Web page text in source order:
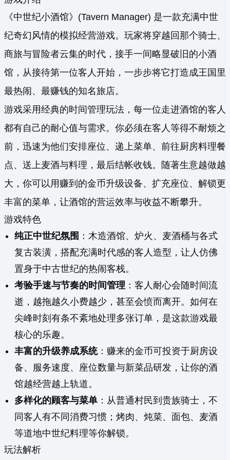
《中世纪小酒馆》(Tavern Manager) 是一款充满中世
纪奇幻风情的模拟经营游戏。玩家将穿越回那个骑士、
商旅与冒险者云集的时代，接手一间略显破旧的小酒
馆，从接待第一位客人开始，一步步将它打造成王国里
最热闹、最赚钱的知名旅店。
游戏采用经典的时间管理玩法，每一位走进酒馆的客人
都有自己的耐心值与需求。你必须在客人等得不耐烦之
前，迅速为他们安排座位、递上菜单、前往厨房料理餐
点、送上麦酒与料理，最后结帐收钱。随著生意越做越
大，你可以用赚到的金币升级设备、扩充座位、解锁更
丰富的菜单，让酒馆的营运效率与收益不断攀升。
游戏特色
纯正中世纪氛围 ：木造酒馆、炉火、麦酒桶与各式
复古装潢，搭配充满时代感的客人造型，让人仿佛
置身于中古世纪的热闹客栈。
考验手速与节奏的时间管理 ：客人耐心会随时间流
逝，越拖越久小费越少，甚至会愤而离开。如何在
尖峰时刻有条不紊地处理多张订单，是这款游戏最
核心的乐趣。
丰富的升级养成系统：赚来的金币可投资于厨房设
备、服务速度、座位数量与新菜品研发，让你的酒
馆越经营越上轨道。
多样化的顾客与菜单 ：从普通村民到贵族骑士，不
同客人有不同消费习惯；烤肉、炖菜、面包、麦酒
等道地中世纪料理等你解锁。
玩法解析